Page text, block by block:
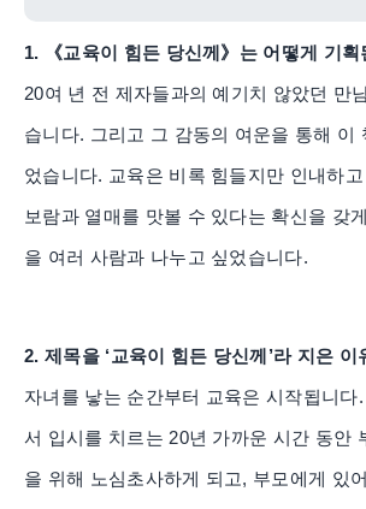
1. 《교육이 힘든 당신께》는 어떻게 기
20여 년 전 제자들과의 예기치 않았던 만
습니다. 그리고 그 감동의 여운을 통해 이
었습니다. 교육은 비록 힘들지만 인내하고
보람과 열매를 맛볼 수 있다는 확신을 갖
을 여러 사람과 나누고 싶었습니다.
2. 제목을 ‘교육이 힘든 당신께’라 지은
자녀를 낳는 순간부터 교육은 시작됩니다
서 입시를 치르는 20년 가까운 시간 동안
을 위해 노심초사하게 되고, 부모에게 있